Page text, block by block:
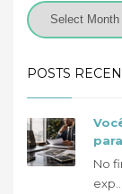
POSTS
No
exp...